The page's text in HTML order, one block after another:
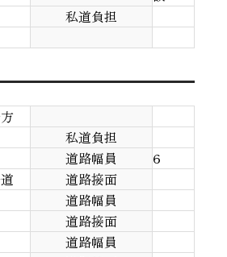
私道負担
私道負担
道路幅員
6
道路接面
道路幅員
道路接面
道路幅員